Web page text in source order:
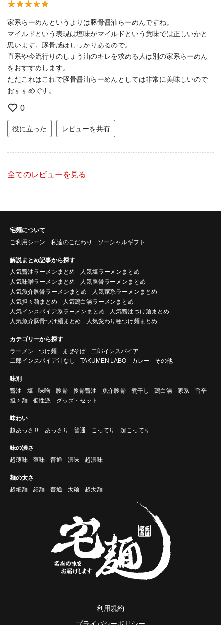
家系らーめんというよりは豚骨醤油らーめんですね。
マイルドという表現は塩味がマイルドという意味では正しいかと
思います。豚骨感はしっかりあるので。
直系や今流行りのしょう油のキレを求める人は別の家系らーめん
をおすすめします。
ただこれはこれで豚骨醤油らーめんとしては非常に美味しいので
おすすめです。
0
役に立った レビューを共有
全てのレビューを見る
宅麺について
ご利用シーン
私達のこだわり ソーシャルギフト
解説まとめ記事から探す
人気醤油ラーメンまとめ
人気塩ラーメンまとめ
人気味噌ラーメンまとめ
人気豚骨ラーメンまとめ
人気魚介豚骨ラーメンまとめ
人気家系ラーメンまとめ
人気担々麺まとめ
人気鶏白湯ラーメンまとめ
人気インスパイア系ラーメンまとめ
人気醤油つけ麺まとめ
人気魚介豚骨つけ麺まとめ
人気変わり種つけ麺まとめ
カテゴリーから探す
ラーメン
つけ麺 まぜそば
二郎インスパイア
二郎インスパイア汁なし
TAKUMEN LABO カレー その他
味別
醤油
塩 味噌 豚骨 豚骨醤油 魚介豚骨 煮干し 鶏白湯 家系
旨辛
担々麺
個性派 グッズ・セット
味わい
超あっさり
あっさり 普通 こってり 超こってり
味の濃さ
超薄味
薄味 普通 濃味 超濃味
麺の太さ
超細麺
細麺 普通 太麺 超太麺
利用規約